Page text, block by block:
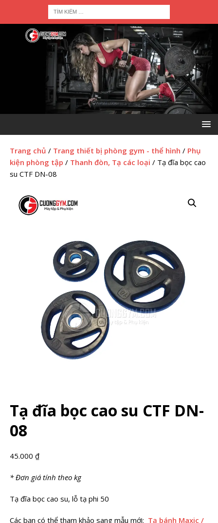
Trang chủ / Trang thiết bị phòng gym - thể hình / Phụ
kiện phòng tập / Thanh đòn, Tạ các loại / Tạ đĩa bọc cao
su CTF DN-08
Tạ đĩa bọc cao su CTF DN-
08
45.000 ₫
* Đơn giá tính theo kg
Tạ đĩa bọc cao su, lỗ tạ phi 50
Các bạn có thể tham khảo sang mẫu mới: Tạ bánh Maxic /